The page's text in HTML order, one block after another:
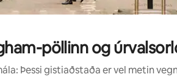
pöllinn og
Þessi gistiaðstaða er vel metin